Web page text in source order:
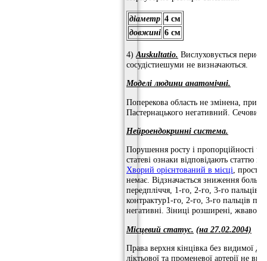
діаметр 4 см
довжині 6 см
4) Auskultatio. Вислуховується
сосудістиешуми не визначаються.
Моделі людини анатомічні.
Поперекова область не змінена, при
Пастернацького негативний.
Нейроендокринні система.
Порушення росту і пропорційності
статеві ознаки відповідають статтю
Хворий орієнтований в місці,
немає. Відзначається зниження
передпліччя, 1-го, 2-го, 3-го пальців
контрактур1-го, 2-го, 3-го пальців
негативні. Зіниці розширені, жваво
Місцевий статус. (на 27.02.2004)
Права верхня кінцівка без видимої
ліктьової та променевої артерії не